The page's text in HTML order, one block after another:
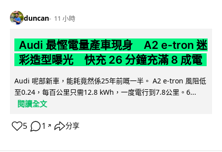
duncan 11 小時
Audi 最慳電量產車現身 A2 e-tron 迷
彩造型曝光 快充 26 分鐘充滿 8 成電
Audi 呢部新車，能耗竟然係25年前嘅一半。 A2 e-tron 風阻低
至0.24，每百公里只需12.8 kWh，一度電行到7.8公里。6...
閱讀全文
5 1 ↗ 分享